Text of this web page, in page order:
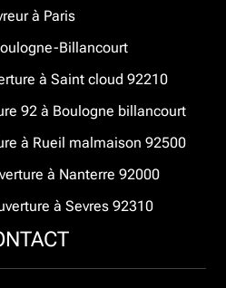
à Paris
Billancourt
à Saint cloud 92210
92 à Boulogne billancourt
à Rueil malmaison 92500
à Nanterre 92000
à Sevres 92310